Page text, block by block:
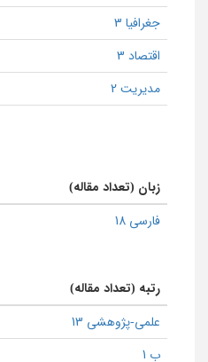
جغرافیا 3
اقتصاد 3
مدیریت 2
زبان (تعداد مقاله)
فارسی 18
رتبه (تعداد مقاله)
علمی-پژوهشی 13
ب 1